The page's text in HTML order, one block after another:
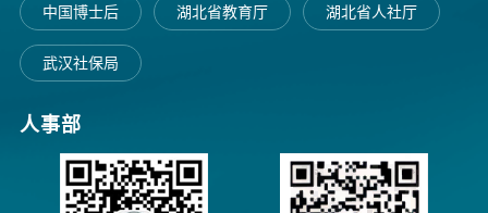
中国博士后 湖北省教育厅 湖北省人社厅
武汉社保局
人事部